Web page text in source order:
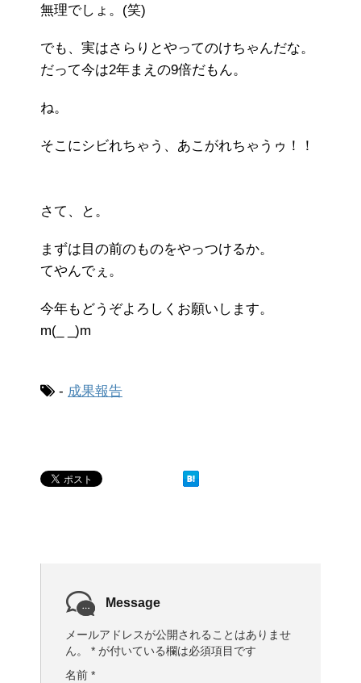
無理でしょ。(笑)
でも、実はさらりとやってのけちゃんだな。
だって今は2年まえの9倍だもん。
ね。
そこにシビれちゃう、あこがれちゃうゥ！！
さて、と。
まずは目の前のものをやっつけるか。
てやんでぇ。
今年もどうぞよろしくお願いします。
m(_ _)m
- 成果報告
Message
メールアドレスが公開されることはありませ
ん。
* が付いている欄は必須項目です
名前 *